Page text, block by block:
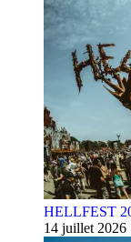
HELLFEST
14 juillet 2026